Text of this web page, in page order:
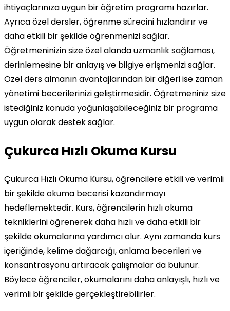
ihtiyaçlarınıza uygun bir öğretim programı hazırlar.
Ayrıca özel dersler, öğrenme sürecini hızlandırır ve
daha etkili bir şekilde öğrenmenizi sağlar.
Öğretmeninizin size özel alanda uzmanlık sağlaması,
derinlemesine bir anlayış ve bilgiye erişmenizi sağlar.
Özel ders almanın avantajlarından bir diğeri ise zaman
yönetimi becerilerinizi geliştirmesidir. Öğretmeniniz size
istediğiniz konuda yoğunlaşabileceğiniz bir programa
uygun olarak destek sağlar.
Çukurca Hızlı Okuma Kursu
Çukurca Hızlı Okuma Kursu, öğrencilere etkili ve verimli
bir şekilde okuma becerisi kazandırmayı
hedeflemektedir. Kurs, öğrencilerin hızlı okuma
tekniklerini öğrenerek daha hızlı ve daha etkili bir
şekilde okumalarına yardımcı olur. Aynı zamanda kurs
içeriğinde, kelime dağarcığı, anlama becerileri ve
konsantrasyonu artıracak çalışmalar da bulunur.
Böylece öğrenciler, okumalarını daha anlayışlı, hızlı ve
verimli bir şekilde gerçekleştirebilirler.